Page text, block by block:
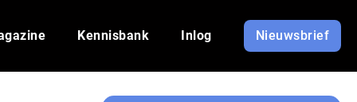
Kennisbank Inlog Nieuwsbrief